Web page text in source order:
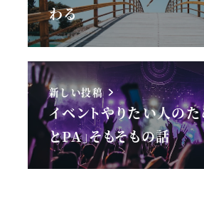
わる
新しい投稿
イベントやりたい人の
とPA」そもそもの話